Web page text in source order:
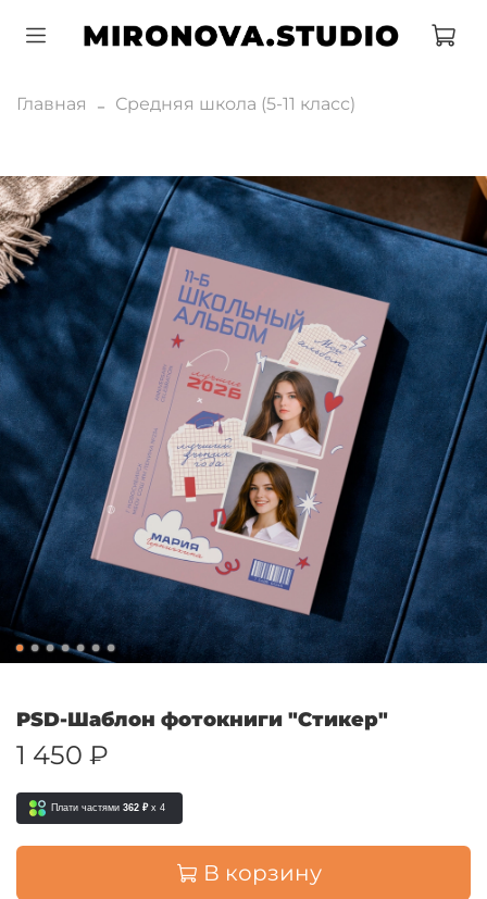
Главная Средняя школа (5-11 класс)
PSD-Шаблон фотокниги "Стикер"
1 450 ₽
Плати частями 362 ₽ x 4
В корзину